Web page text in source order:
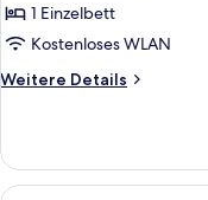
1 Einzelbett
Kostenloses WLAN
Weitere Details
Weitere